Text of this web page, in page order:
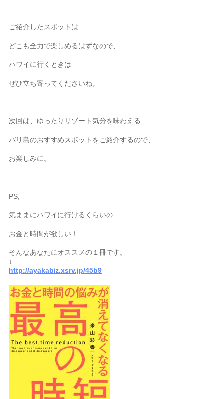
ご紹介したスポットは
どこも全力で楽しめるはずなので、
ハワイに行くときは
ぜひ立ち寄ってくださいね。
次回は、ゆったりリゾート気分を味わえる
バリ島のおすすめスポットをご紹介するので、
お楽しみに。
PS,
気ままにハワイに行けるくらいの
お金と時間が欲しい！
そんなあなたにオススメの１冊です。
↓
http://ayakabiz.xsrv.jp/45b9